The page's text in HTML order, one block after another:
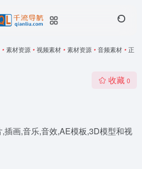
• 素材资源 • 视频素材 • 素材资源 • 音频素材 • 正
收藏 0
插画,音乐,音效,AE模板,3D模型和视